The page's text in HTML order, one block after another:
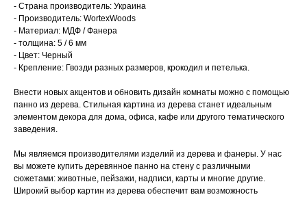
- Страна производитель: Украина
- Производитель: WortexWoods
- Материал: МДФ / Фанера
- толщина: 5 / 6 мм
- Цвет: Черный
- Крепление: Гвозди разных размеров, крокодил и петелька.
Внести новых акцентов и обновить дизайн комнаты можно с помощью
панно из дерева. Стильная картина из дерева станет идеальным
элементом декора для дома, офиса, кафе или другого тематического
заведения.
Мы являемся производителями изделий из дерева и фанеры. У нас
вы можете купить деревянное панно на стену с различными
сюжетами: животные, пейзажи, надписи, карты и многие другие.
Широкий выбор картин из дерева обеспечит вам возможность